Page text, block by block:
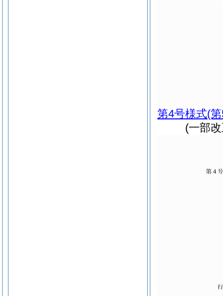
第4号様式(
(一部